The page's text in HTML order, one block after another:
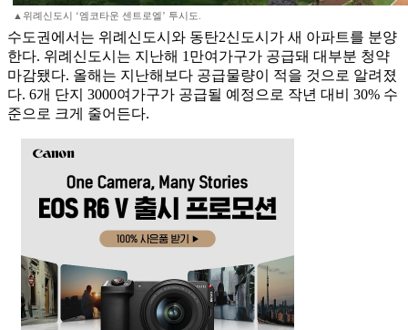
▲위례신도시 ‘엠코타운 센트로엘’ 투시도.
수도권에서는 위례신도시와 동탄2신도시가 새 아파트를 분양
한다. 위례신도시는 지난해 1만여가구가 공급돼 대부분 청약
마감됐다. 올해는 지난해보다 공급물량이 적을 것으로 알려졌
다. 6개 단지 3000여가구가 공급될 예정으로 작년 대비 30% 수
준으로 크게 줄어든다.